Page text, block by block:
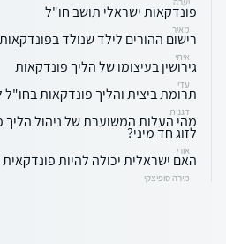
פונדקאות ישראלי תושב חו"ל
מאיר
רישום ההורים לילד שנולד בפונדקאות
איתי
גירושין בעיצומו של הליך פונדקאות
עדי
תרומת ביצית והליך פונדקאות
דגנית
מהי העלות המשוערת של ניהול
לזוג חד מיני?
אורי
האם ישראלית יכולה להיות פונדקאית
מירה סופיצקי